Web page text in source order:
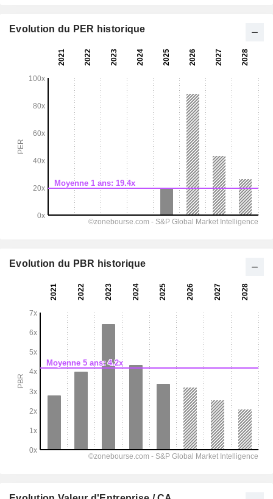
Evolution du PER historique
Evolution du PBR historique